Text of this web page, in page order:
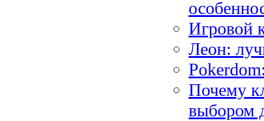
Игровой
Леон:
Почему
выбором